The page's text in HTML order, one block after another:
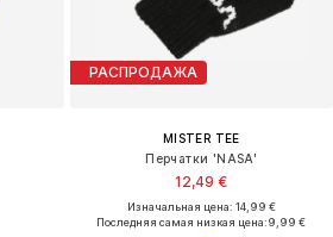
РАСПРОДАЖА
MISTER TEE
Перчатки 'NASA'
12,49 €
Изначальная цена: 14,99 €
Последняя самая низкая цена:9,99 €